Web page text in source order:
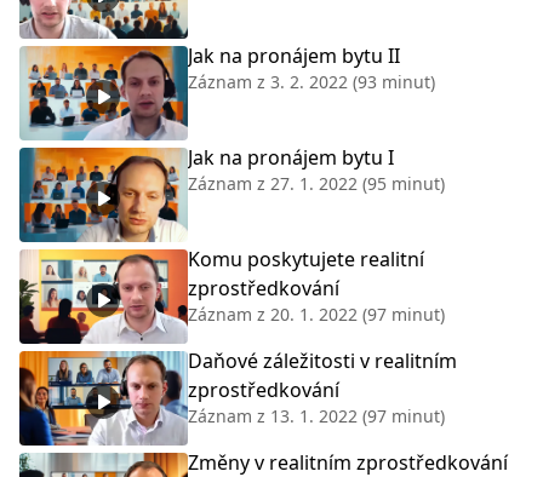
Jak na pronájem bytu II
Záznam z 3. 2. 2022 (93 minut)
Jak na pronájem bytu I
Záznam z 27. 1. 2022 (95 minut)
Komu poskytujete realitní
zprostředkování
Záznam z 20. 1. 2022 (97 minut)
Daňové záležitosti v realitním
zprostředkování
Záznam z 13. 1. 2022 (97 minut)
Změny v realitním zprostředkování